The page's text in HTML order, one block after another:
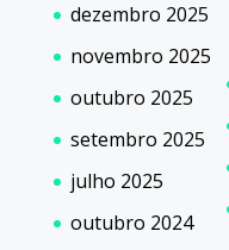
dezembro 2025
novembro 2025
outubro 2025
setembro 2025
julho 2025
outubro 2024